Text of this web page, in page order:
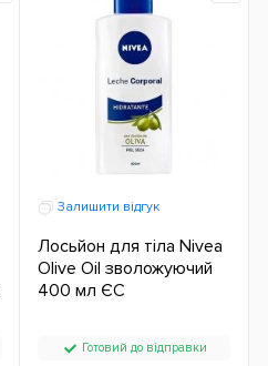
Залишити відгук
Лосьйон для тіла Nivea
Olive Oil зволожуючий
400 мл ЄС
Готовий до відправки